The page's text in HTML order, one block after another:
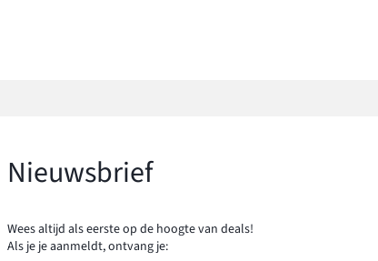
Nieuwsbrief
Wees altijd als eerste op de hoogte van deals!
Als je je aanmeldt, ontvang je: